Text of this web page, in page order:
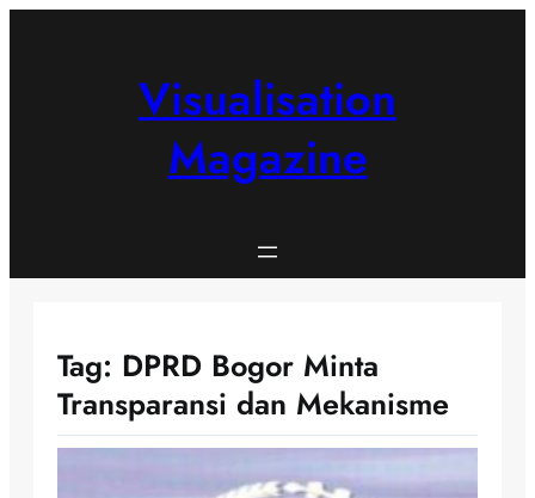
Visualisation
Magazine
Tag: DPRD Bogor Minta
Transparansi dan Mekanisme